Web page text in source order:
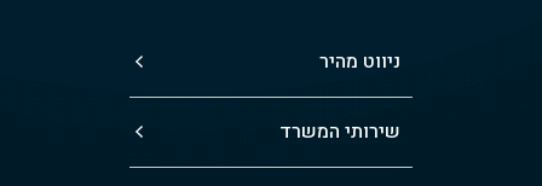
ניווט מהיר
שירותי המשרד